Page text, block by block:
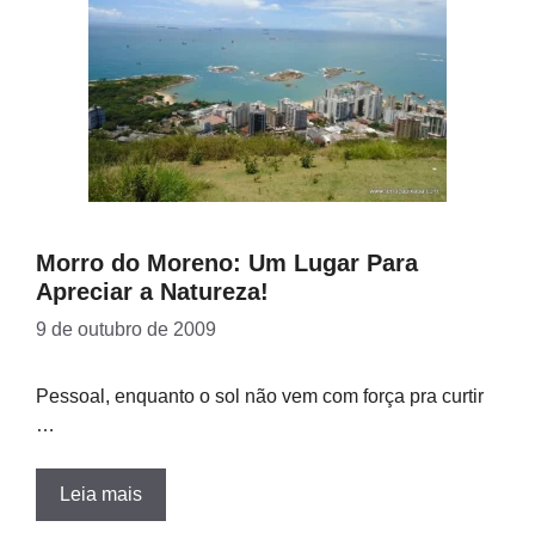
Morro do Moreno: Um Lugar Para
Apreciar a Natureza!
9 de outubro de 2009
Pessoal, enquanto o sol não vem com força pra curtir
…
Leia mais